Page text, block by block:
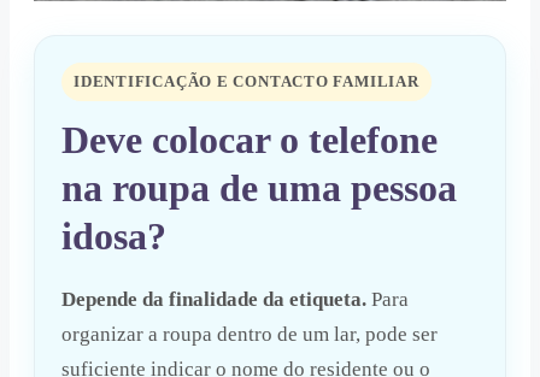
IDENTIFICAÇÃO E CONTACTO FAMILIAR
Deve colocar o telefone
na roupa de uma pessoa
idosa?
Depende da finalidade da etiqueta. Para
organizar a roupa dentro de um lar, pode ser
suficiente indicar o nome do residente ou o